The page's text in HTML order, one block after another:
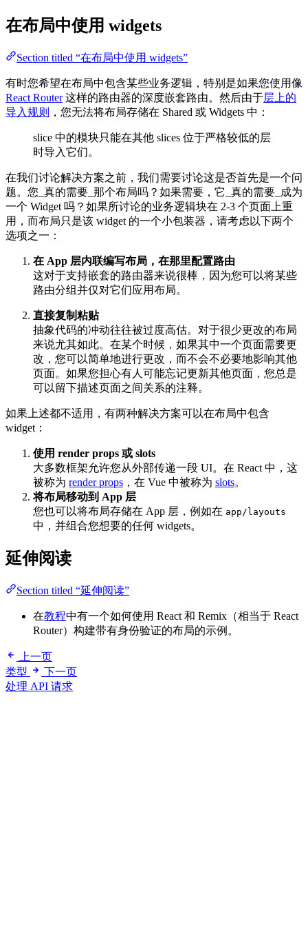
在布局中使用 widgets
Section titled “在布局中使用 widgets”
有时您希望在布局中包含某些业务逻辑，特别是如果您使用像
React Router这样的路由器的深度嵌套路由。然后由于层上的
导入规则
，您无法将布局存储在 Shared 或 Widgets 中：
slice 中的模块只能在其他 slices 位于严格较低的层
时导入它们。
在我们讨论解决方案之前，我们需要讨论这是否首先是一个问
题。您_真的需要_那个布局吗？如果需要，它_真的需要_成为
一个 Widget 吗？如果所讨论的业务逻辑块在 2-3 个页面上重
用，而布局只是该 widget 的一个小包装器，请考虑以下两个
选项之一：
在 App 层内联编写布局，在那里配置路由
这对于支持嵌套的路由器来说很棒，因为您可以将某些
路由分组并仅对它们应用布局。
直接复制粘贴
抽象代码的冲动往往被过度高估。对于很少更改的布局
来说尤其如此。在某个时候，如果其中一个页面需要更
改，您可以简单地进行更改，而不会不必要地影响其他
页面。如果您担心有人可能忘记更新其他页面，您总是
可以留下描述页面之间关系的注释。
如果上述都不适用，有两种解决方案可以在布局中包含
widget：
使用 render props 或 slots
大多数框架允许您从外部传递一段 UI。在 React 中，这
被称为 render props ，在 Vue 中被称为 slots。
将布局移动到 App 层
您也可以将布局存储在 App 层，例如在 app/layouts
中，并组合您想要的任何 widgets。
延伸阅读
Section titled “延伸阅读”
在教程中有一个如何使用 React 和 Remix（相当于 React
Router）构建带有身份验证的布局的示例。
上一页
类型
下一页
处理 API 请求